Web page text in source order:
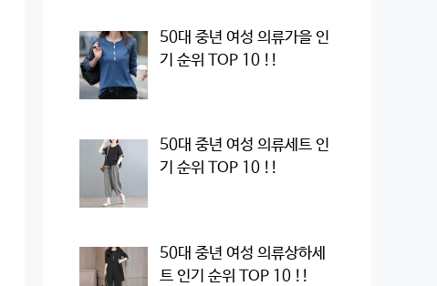
50대 중년 여성 의류가을 인
기 순위 TOP 10 !!
50대 중년 여성 의류세트 인
기 순위 TOP 10 !!
50대 중년 여성 의류상하세
트 인기 순위 TOP 10 !!